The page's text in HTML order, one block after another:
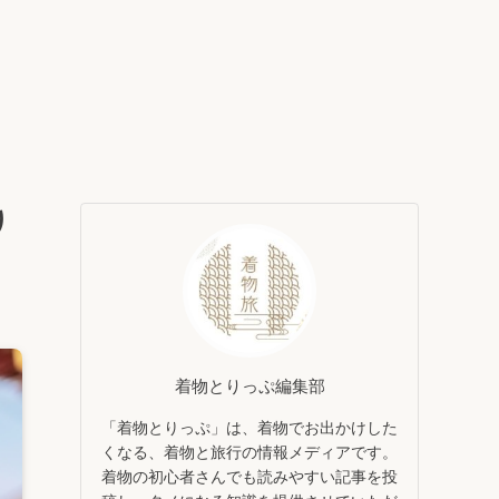
着物とりっぷ編集部
「着物とりっぷ」は、着物でお出かけした
くなる、着物と旅行の情報メディアです。
着物の初心者さんでも読みやすい記事を投